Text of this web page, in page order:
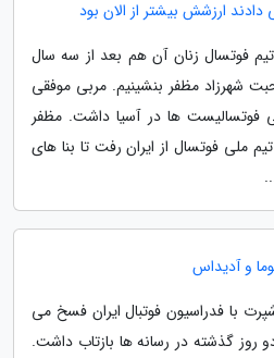
فوتسال زنان آن هم بعد از سه سال
شهرزاد مظفر بنشینیم. مربی موفقی
فوتسالیست ها در آسیا داشت. مظفر
ملی فوتسال از ایران رفت تا بنا های
و آدیداس
با فدراسیون فوتبال ایران فسخ می
روز گذشته در رسانه ها بازتاب داشت.